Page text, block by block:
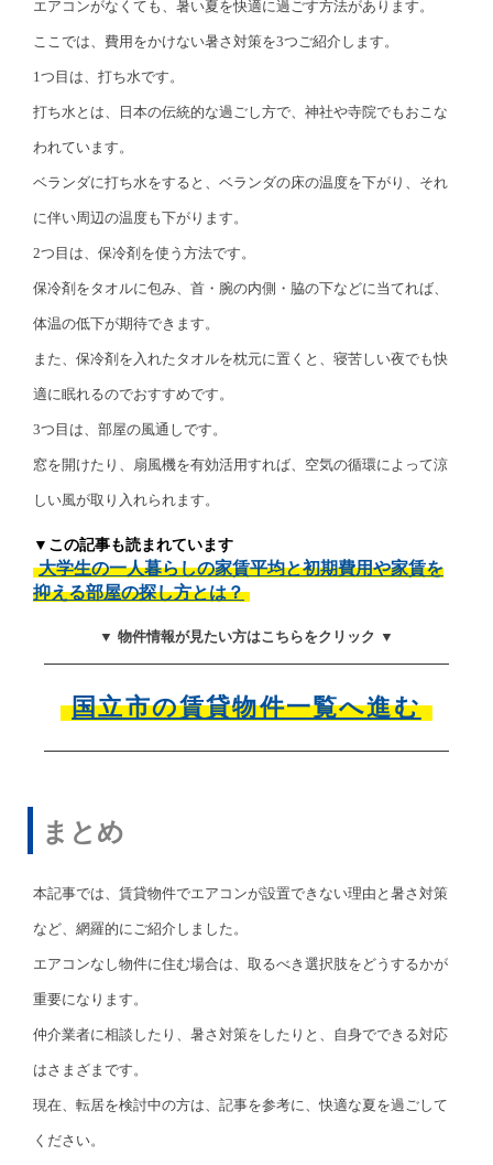
エアコンがなくても、暑い夏を快適に過ごす方法があります。
ここでは、費用をかけない暑さ対策を3つご紹介します。
1つ目は、打ち水です。
打ち水とは、日本の伝統的な過ごし方で、神社や寺院でもおこな
われています。
ベランダに打ち水をすると、ベランダの床の温度を下がり、それ
に伴い周辺の温度も下がります。
2つ目は、保冷剤を使う方法です。
保冷剤をタオルに包み、首・腕の内側・脇の下などに当てれば、
体温の低下が期待できます。
また、保冷剤を入れたタオルを枕元に置くと、寝苦しい夜でも快
適に眠れるのでおすすめです。
3つ目は、部屋の風通しです。
窓を開けたり、扇風機を有効活用すれば、空気の循環によって涼
しい風が取り入れられます。
▼この記事も読まれています
大学生の一人暮らしの家賃平均と初期費用や家賃を
抑える部屋の探し方とは？
▼ 物件情報が見たい方はこちらをクリック ▼
国立市の賃貸物件一覧へ進む
まとめ
本記事では、賃貸物件でエアコンが設置できない理由と暑さ対策
など、網羅的にご紹介しました。
エアコンなし物件に住む場合は、取るべき選択肢をどうするかが
重要になります。
仲介業者に相談したり、暑さ対策をしたりと、自身でできる対応
はさまざまです。
現在、転居を検討中の方は、記事を参考に、快適な夏を過ごして
ください。